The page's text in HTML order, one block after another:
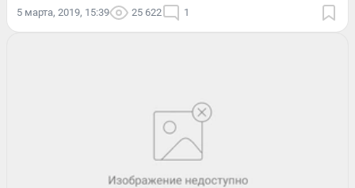
5 марта, 2019, 15:39 25 622 1